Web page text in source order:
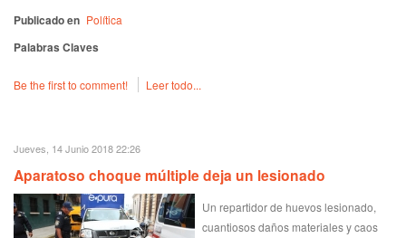
Publicado en Política
Palabras Claves
Be the first to comment! Leer todo...
Jueves, 14 Junio 2018 22:26
Aparatoso choque múltiple deja un lesionado
Un repartidor de huevos lesionado,
cuantiosos daños materiales y caos